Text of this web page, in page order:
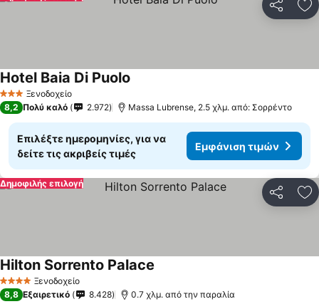
3 ΑστέριαΞενοδοχείο
Hotel Baia Di Puolo
8,2 Πολύ καλό 2.972 Massa Lubrense, 2.5 χλμ. από: Σορρέντο
Επιλέξτε ημερομηνίες, για να
δείτε τις ακριβείς τιμές
Εμφάνιση τιμών
Δημοφιλής επιλογή
4 ΑστέριαΞενοδοχείο
Hilton Sorrento Palace
8,8 Εξαιρετικό 8.428 0.7 χλμ. από την παραλία